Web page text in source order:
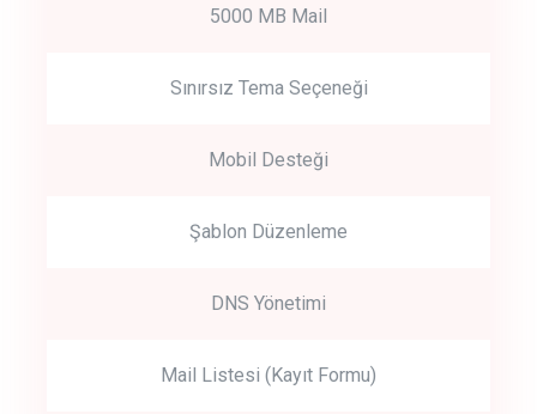
5000 MB Mail
Sınırsız Tema Seçeneği
Mobil Desteği
Şablon Düzenleme
DNS Yönetimi
Mail Listesi (Kayıt Formu)